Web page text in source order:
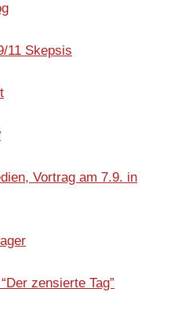
11 Skepsis
Vortrag am 7.9. in
zensierte Tag”